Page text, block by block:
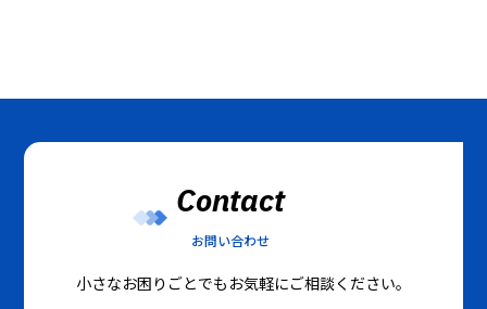
Contact
お問い合わせ
小さなお困りごとでもお気軽にご相談ください。